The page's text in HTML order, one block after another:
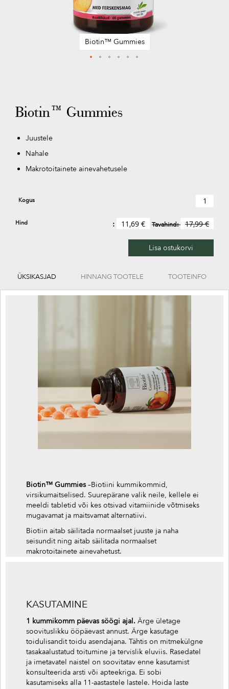
Biotin™ Gummies
of
gallery
Biotin™ Gummies
Juustele
Nahale
Makrotoitainete ainevahetusele
Kogus
Hind 11,69 € Tavahind: 17,99 €
Lisa ostukorvi
ÜKSIKASJAD HINNANG TOOTELE TOOTEINFO
Biotin™ Gummies –Biotiini kummikommid,
virsikumaitselised. Suurepärane valik neile, kellele ei
meeldi tabletid või kes otsivad vitamiinide võtmiseks
mugavamat ja maitsvamat alternatiivi.
Biotiin aitab säilitada normaalset juuste ja naha
seisundit ning aitab säilitada normaalset
makrotoitainete ainevahetust.
KASUTAMINE
1 kummikomm päevas söögi ajal. Ärge ületage
soovituslikku ööpäevast annust. Ärge kasutage
toidulisandit toidu asendajana. Tähtis on mitmekülgne
tasakaalustatud toitumine ja tervislik eluviis. Rasedatel
ja imetavatel naistel on soovitatav enne kasutamist
konsulteerida arsti või apteekriga. Ei sobi
kasutamiseks alla 11-aastastele lastele. Hoida laste